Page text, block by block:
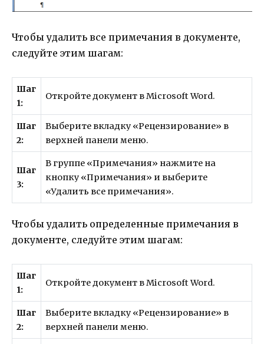
Чтобы удалить все примечания в документе,
следуйте этим шагам:
Шаг
1:
Откройте документ в Microsoft Word.
Шаг
2:
Выберите вкладку «Рецензирование» в
верхней панели меню.
Шаг
3:
В группе «Примечания» нажмите на
кнопку «Примечания» и выберите
«Удалить все примечания».
Чтобы удалить определенные примечания в
документе, следуйте этим шагам:
Шаг
1:
Откройте документ в Microsoft Word.
Шаг
2:
Выберите вкладку «Рецензирование» в
верхней панели меню.